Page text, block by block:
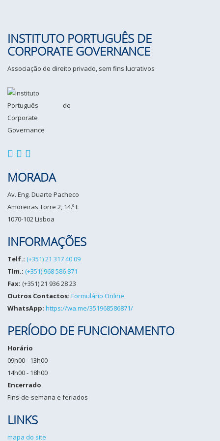
INSTITUTO PORTUGUÊS DE
CORPORATE GOVERNANCE
Associação de direito privado, sem fins lucrativos
MORADA
Av. Eng. Duarte Pacheco
Amoreiras Torre 2, 14.º E
1070-102 Lisboa
INFORMAÇÕES
Telf.: (+351) 21 317 40 09
Tlm.: (+351) 968 586 871
Fax: (+351) 21 936 28 23
Outros Contactos: Formulário Online
WhatsApp: https://wa.me/351968586871/
PERÍODO DE FUNCIONAMENTO
Horário
09h00 - 13h00
14h00 - 18h00
Encerrado
Fins-de-semana e feriados
LINKS
mapa do site